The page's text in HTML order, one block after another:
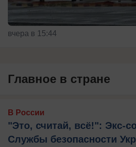
вчера в 15:44
Главное в стране
В России
"Это, считай, всё!": Экс-
Службы безопасности